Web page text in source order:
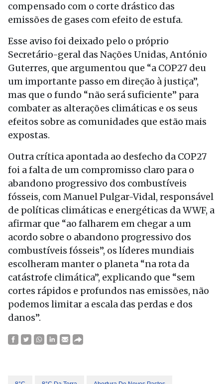
compensado com o corte drástico das
emissões de gases com efeito de estufa.
Esse aviso foi deixado pelo o próprio
Secretário-geral das Nações Unidas, António
Guterres, que argumentou que “a COP27 deu
um importante passo em direção à justiça”,
mas que o fundo “não será suficiente” para
combater as alterações climáticas e os seus
efeitos sobre as comunidades que estão mais
expostas.
Outra crítica apontada ao desfecho da COP27
foi a falta de um compromisso claro para o
abandono progressivo dos combustíveis
fósseis, com Manuel Pulgar-Vidal, responsável
de políticas climáticas e energéticas da WWF, a
afirmar que “ao falharem em chegar a um
acordo sobre o abandono progressivo dos
combustíveis fósseis”, os líderes mundiais
escolheram manter o planeta “na rota da
catástrofe climática”, explicando que “sem
cortes rápidos e profundos nas emissões, não
podemos limitar a escala das perdas e dos
danos”.